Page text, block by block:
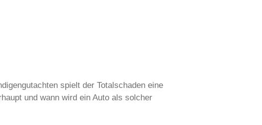
spielt der Totalschaden eine
und wann wird ein Auto als solcher